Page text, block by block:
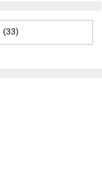
(33)